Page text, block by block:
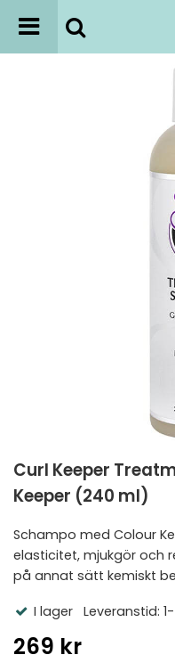
Curl Keeper
Keeper (240 ml)
Schampo med Colour
elasticitet, mjukgör och
på annat sätt kemiskt
I lager Leveranstid:
269 kr